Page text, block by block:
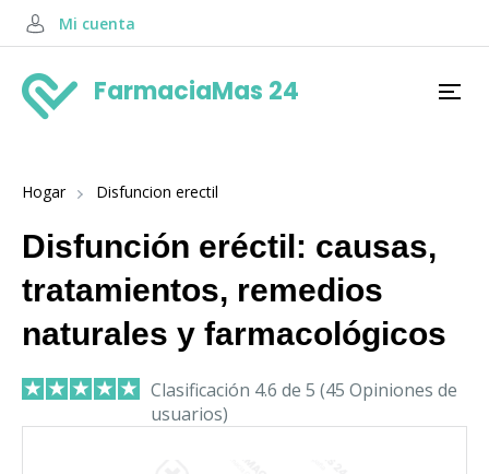
Mi cuenta
FarmaciaMas 24
Hogar Disfuncion erectil
Disfunción eréctil: causas,
tratamientos, remedios
naturales y farmacológicos
Clasificación 4.6 de 5 (45 Opiniones de
usuarios)